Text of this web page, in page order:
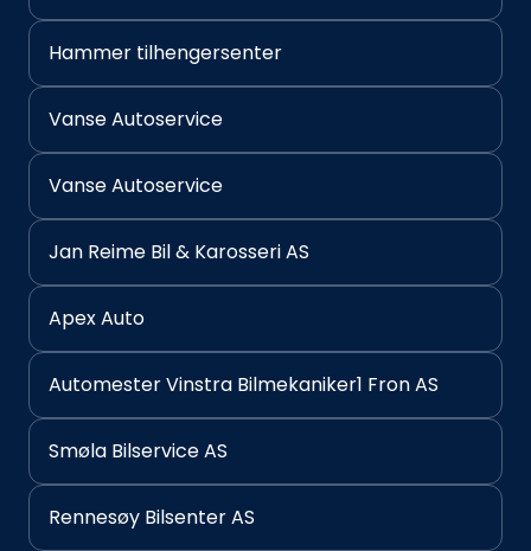
Hammer tilhengersenter
Vanse Autoservice
Vanse Autoservice
Jan Reime Bil & Karosseri AS
Apex Auto
Automester Vinstra Bilmekaniker1 Fron AS
Smøla Bilservice AS
Rennesøy Bilsenter AS